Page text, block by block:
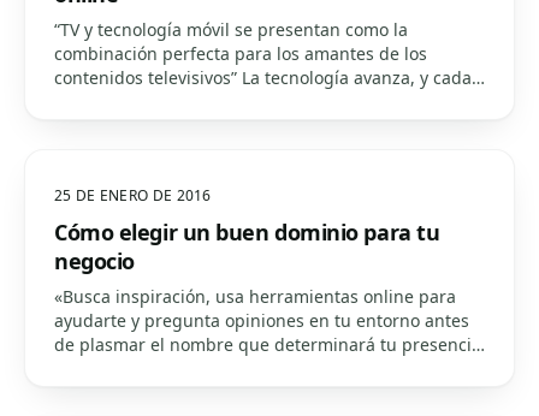
“TV y tecnología móvil se presentan como la
combinación perfecta para los amantes de los
contenidos televisivos” La tecnología avanza, y cada
mercado diariamente a fin de resolver las
25 DE ENERO DE 2016
Cómo elegir un buen dominio para tu
negocio
«Busca inspiración, usa herramientas online para
ayudarte y pregunta opiniones en tu entorno antes
de plasmar el nombre que determinará tu presencia
pasos más determinantes para el éxito futuro. Mas…